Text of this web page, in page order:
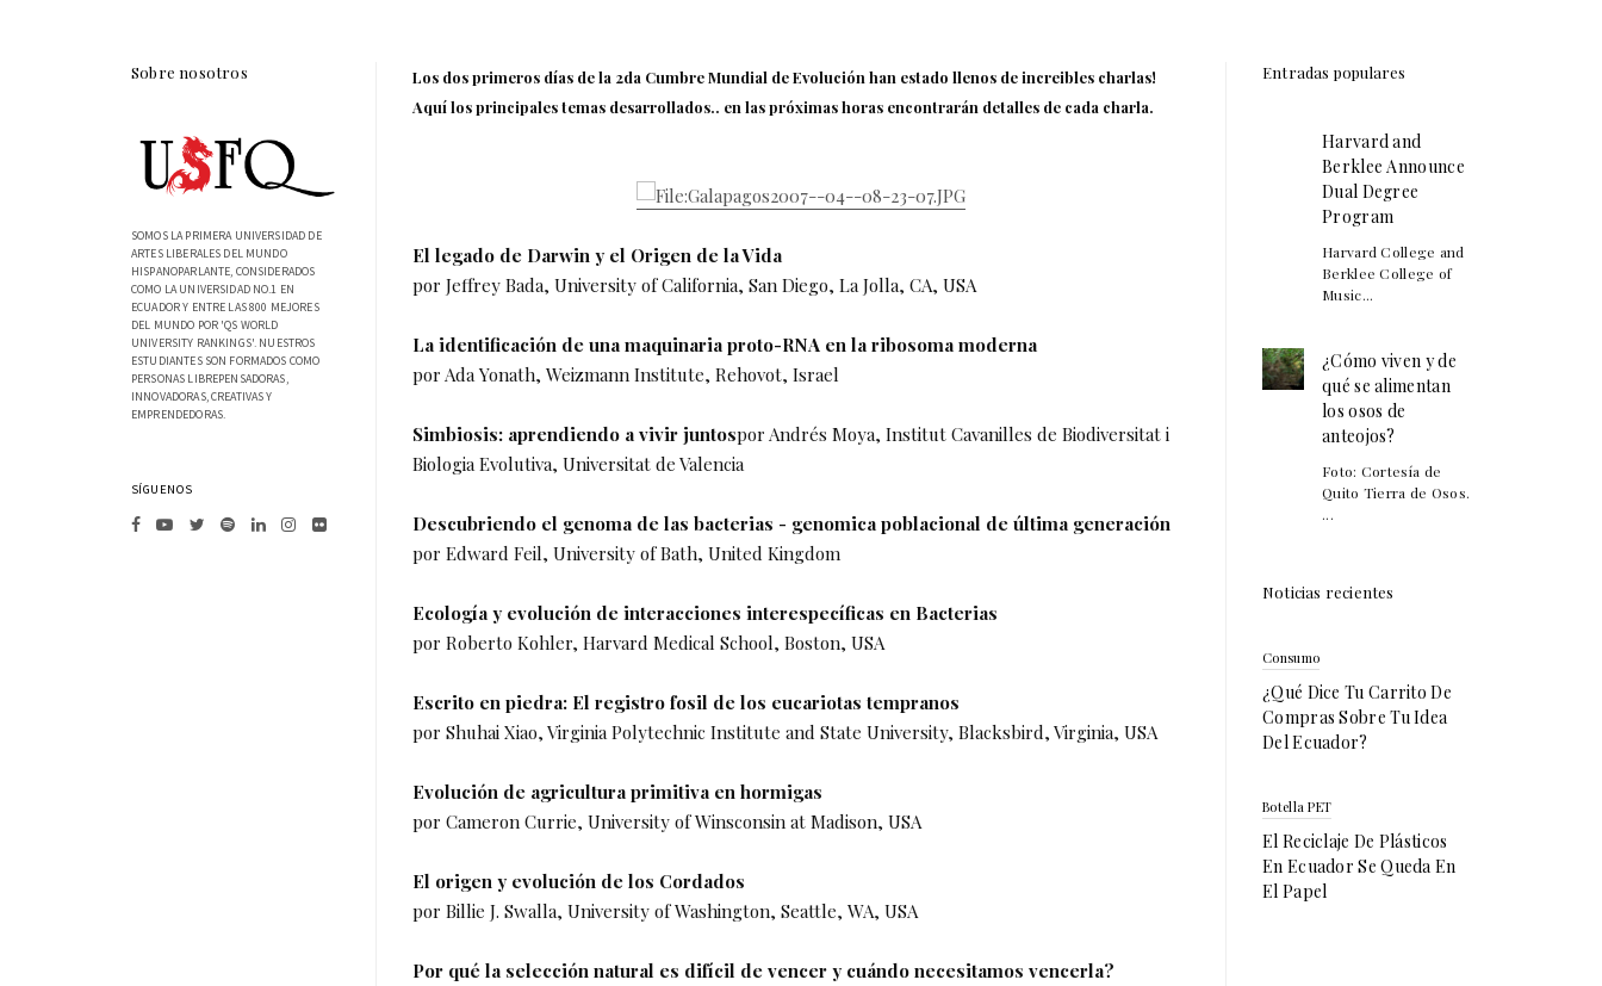
Los dos primeros días de la 2da Cumbre Mundial de Evolución han estado llenos de increibles charlas!
Aquí los principales temas desarrollados.. en las próximas horas encontrarán detalles de cada charla.
El legado de Darwin y el Origen de la Vida
por Jeffrey Bada, University of California, San Diego, La Jolla, CA, USA
La identificación de una maquinaria proto-RNA en la ribosoma moderna
por Ada Yonath, Weizmann Institute, Rehovot, Israel
Simbiosis: aprendiendo a vivir juntospor Andrés Moya, Institut Cavanilles de Biodiversitat i
Biologia Evolutiva, Universitat de Valencia
Descubriendo el genoma de las bacterias - genomica poblacional de última generación
por Edward Feil, University of Bath, United Kingdom
Ecología y evolución de interacciones interespecíficas en Bacterias
por Roberto Kohler, Harvard Medical School, Boston, USA
Escrito en piedra: El registro fosil de los eucariotas tempranos
por Shuhai Xiao, Virginia Polytechnic Institute and State University, Blacksbird, Virginia, USA
Evolución de agricultura primitiva en hormigas
por Cameron Currie, University of Winsconsin at Madison, USA
El origen y evolución de los Cordados
por Billie J. Swalla, University of Washington, Seattle, WA, USA
Por qué la selección natural es difícil de vencer y cuándo necesitamos vencerla?
Sobre nosotros
SOMOS LA PRIMERA UNIVERSIDAD DE
ARTES LIBERALES DEL MUNDO
HISPANOPARLANTE, CONSIDERADOS
COMO LA UNIVERSIDAD NO.1 EN
ECUADOR Y ENTRE LAS 800 MEJORES
DEL MUNDO POR 'QS WORLD
UNIVERSITY RANKINGS'. NUESTROS
ESTUDIANTES SON FORMADOS COMO
PERSONAS LIBREPENSADORAS,
INNOVADORAS, CREATIVAS Y
EMPRENDEDORAS.
SÍGUENOS
Entradas populares
Harvard and
Berklee Announce
Dual Degree
Program
Harvard College and
Berklee College of
Music...
¿Cómo viven y de
qué se alimentan
los osos de
anteojos?
Foto: Cortesía de
Quito Tierra de Osos.
...
Noticias recientes
Consumo
¿Qué Dice Tu Carrito De
Compras Sobre Tu Idea
Del Ecuador?
Botella PET
El Reciclaje De Plásticos
En Ecuador Se Queda En
El Papel